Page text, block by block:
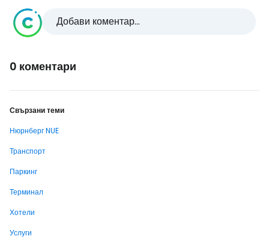
Добави коментар...
0 коментари
Свързани теми
Нюрнберг NUE
Транспорт
Паркинг
Терминал
Хотели
Услуги